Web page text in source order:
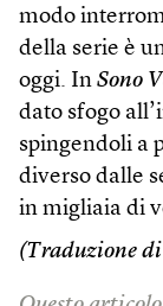
modo
della serie è
oggi. In Sono
dato sfogo
spingendoli a
diverso dalle
in migliaia di
(Traduzione